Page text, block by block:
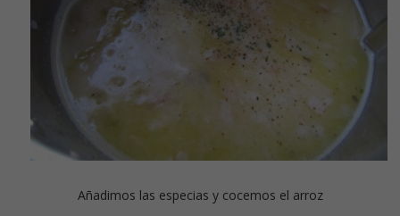
Añadimos las especias y cocemos el arroz